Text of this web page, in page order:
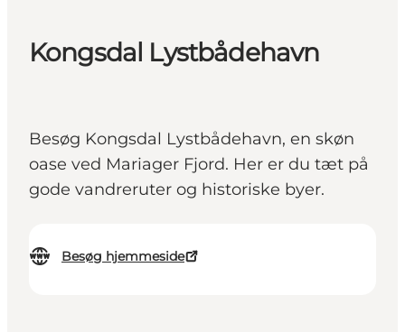
Kongsdal Lystbådehavn
Besøg Kongsdal Lystbådehavn, en skøn
oase ved Mariager Fjord. Her er du tæt på
gode vandreruter og historiske byer.
Besøg hjemmeside